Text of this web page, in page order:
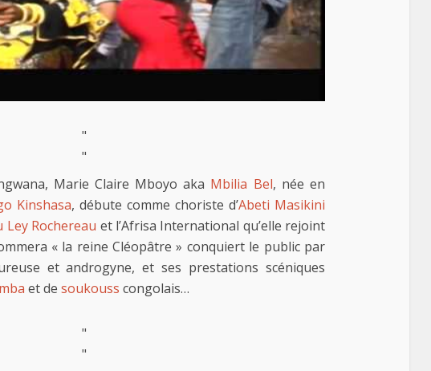
"
"
Marie Claire Mboyo aka Mbilia Bel, née en
Kinshasa, débute comme choriste d’Abeti Masikini
Ley Rochereau et l’Afrisa International qu’elle rejoint
« la reine Cléopâtre » conquiert le public par
et androgyne, et ses prestations scéniques
et de soukouss congolais…
"
"